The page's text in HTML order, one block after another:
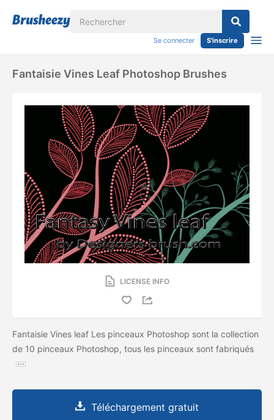
Se connecter S'inscrire
Fantaisie Vines Leaf Photoshop Brushes
LICENSE INFO
Fantaisie Vines leaf Les pinceaux Photoshop sont la collection
de 10 pinceaux Photoshop, tous les pinceaux sont fabriqués
Téléchargement gratuit